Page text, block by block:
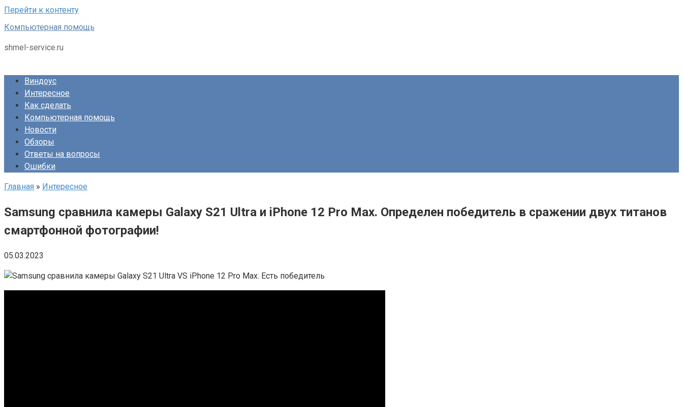
Перейти к контенту
Компьютерная помощь
shmel-service.ru
Виндоус
Интересное
Как сделать
Компьютерная помощь
Новости
Обзоры
Ответы на вопросы
Ошибки
Главная » Интересное
Samsung cравнила камеры Galaxy S21 Ultra и iPhone 12 Pro Max. Определен победитель в сражении двух титанов
смартфонной фотографии!
05.03.2023